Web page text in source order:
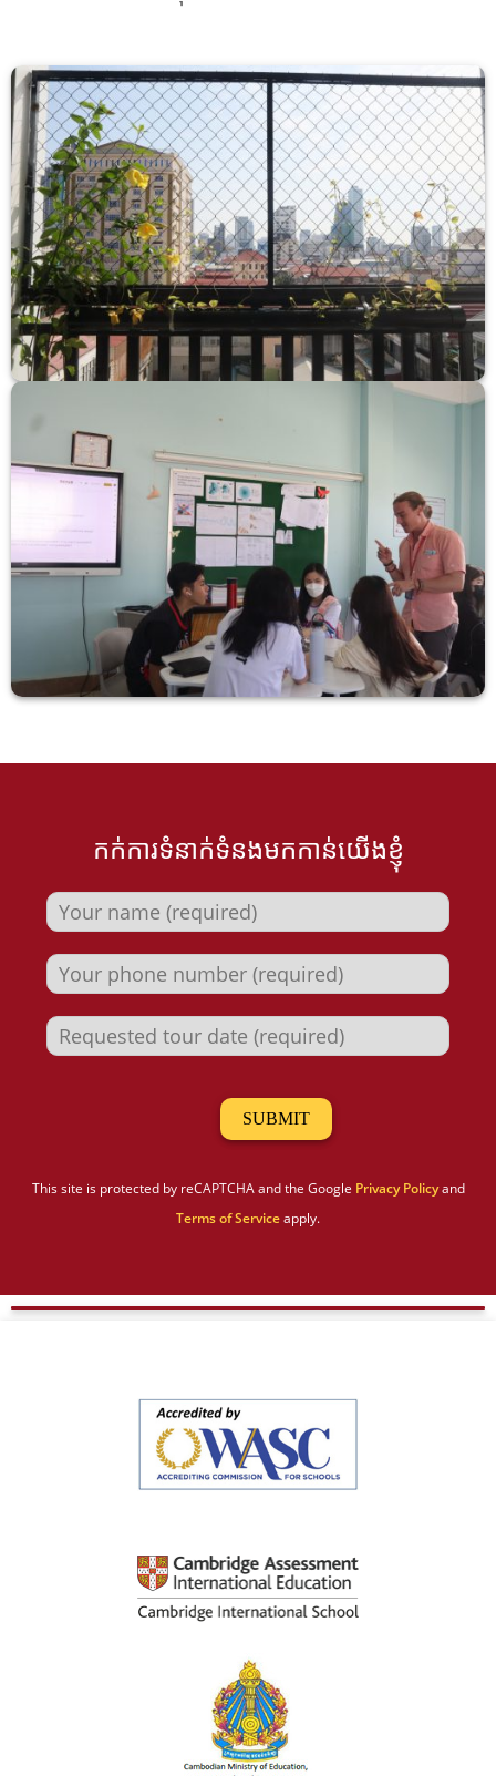
កក់ការទំនាក់ទំនងមកកាន់យើងខ្ញុំ
This site is protected by reCAPTCHA and the Google Privacy Policyand
Terms of Serviceapply.